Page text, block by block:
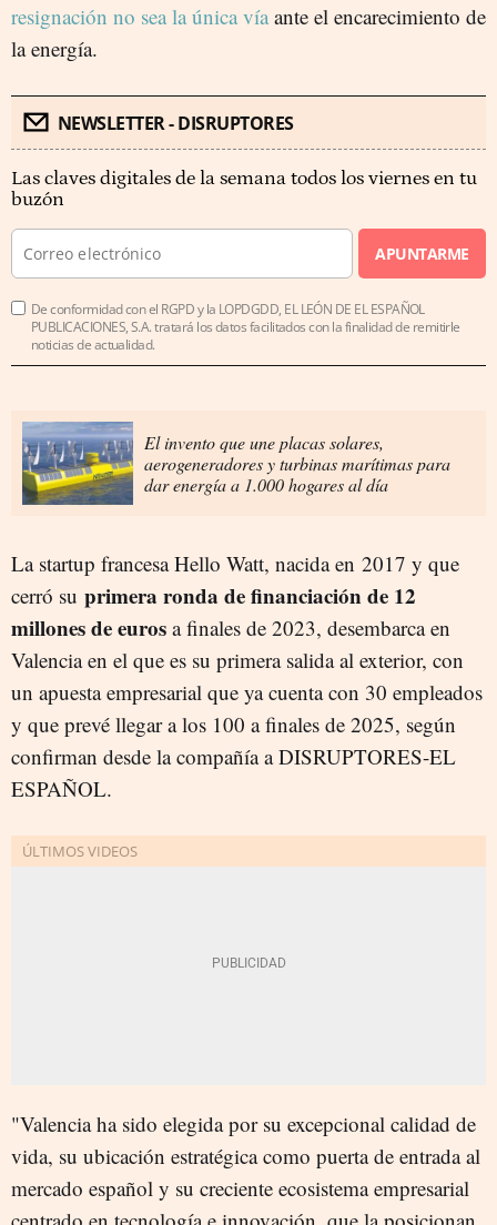
resignación no sea la única vía ante el encarecimiento de
la energía.
NEWSLETTER - DISRUPTORES
Las claves digitales de la semana todos los viernes en tu
buzón
APUNTARME
De conformidad con el RGPD y la LOPDGDD, EL LEÓN DE EL ESPAÑOL
PUBLICACIONES, S.A. tratará los datos facilitados con la finalidad de remitirle
noticias de actualidad.
El invento que une placas solares,
aerogeneradores y turbinas marítimas para
dar energía a 1.000 hogares al día
La startup francesa Hello Watt, nacida en 2017 y que
cerró su primera ronda de financiación de 12
millones de euros a finales de 2023, desembarca en
Valencia en el que es su primera salida al exterior, con
un apuesta empresarial que ya cuenta con 30 empleados
y que prevé llegar a los 100 a finales de 2025, según
confirman desde la compañía a DISRUPTORES-EL
ESPAÑOL.
"Valencia ha sido elegida por su excepcional calidad de
vida, su ubicación estratégica como puerta de entrada al
mercado español y su creciente ecosistema empresarial